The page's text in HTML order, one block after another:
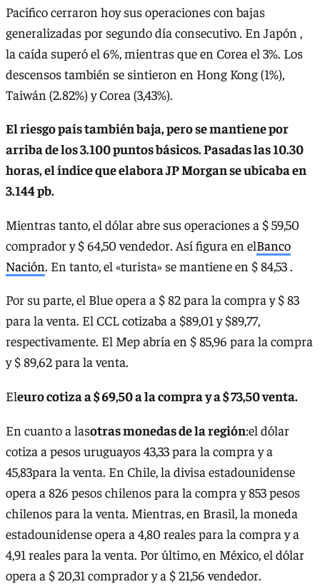
Pacífico cerraron hoy sus operaciones con bajas
generalizadas por segundo día consecutivo. En Japón ,
la caída superó el 6%, mientras que en Corea el 3%. Los
descensos también se sintieron en Hong Kong (1%),
Taiwán (2.82%) y Corea (3,43%).
El riesgo país también baja, pero se mantiene por
arriba de los 3.100 puntos básicos. Pasadas las 10.30
horas, el índice que elabora JP Morgan se ubicaba en
3.144 pb.
Mientras tanto, el dólar abre sus operaciones a $ 59,50
comprador y $ 64,50 vendedor. Así figura en elBanco
Nación. En tanto, el «turista» se mantiene en $ 84,53 .
Por su parte, el Blue opera a $ 82 para la compra y $ 83
para la venta. El CCL cotizaba a $89,01 y $89,77,
respectivamente. El Mep abría en $ 85,96 para la compra
y $ 89,62 para la venta.
Eleuro cotiza a $ 69,50 a la compra y a $ 73,50 venta.
En cuanto a lasotras monedas de la región:el dólar
cotiza a pesos uruguayos 43,33 para la compra y a
45,83para la venta. En Chile, la divisa estadounidense
opera a 826 pesos chilenos para la compra y 853 pesos
chilenos para la venta. Mientras, en Brasil, la moneda
estadounidense opera a 4,80 reales para la compra y a
4,91 reales para la venta. Por último, en México, el dólar
opera a $ 20,31 comprador y a $ 21,56 vendedor.